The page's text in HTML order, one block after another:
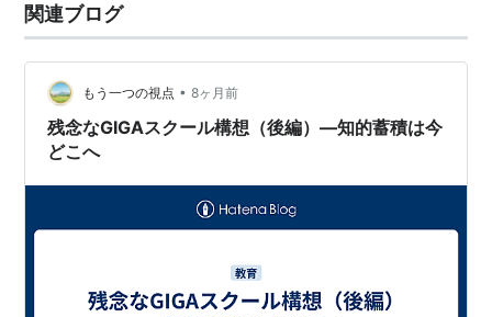
関連ブログ
もう一つの視点 • 8ヶ月前
残念なGIGAスクール構想（後編）―知的蓄積は今
どこへ